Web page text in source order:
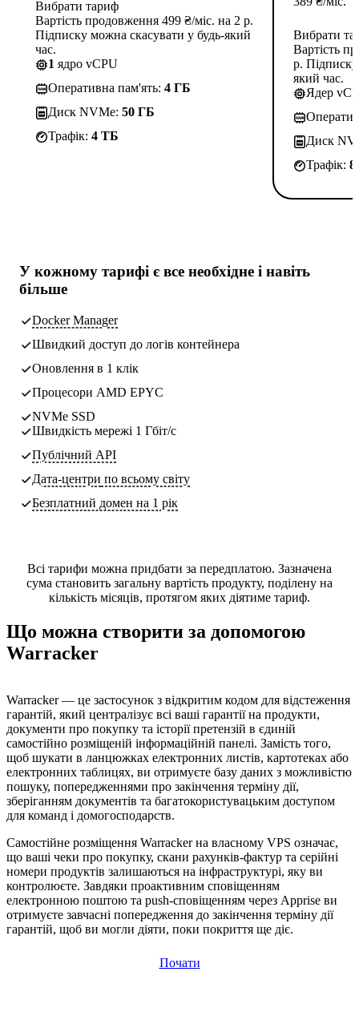
Вибрати тариф
Вартість продовження 499 ₴/міс. на 2 р.
Підписку можна скасувати у будь-який
час.
1 ядро vCPU
Оперативна пам'ять: 4 ГБ
Диск NVMe: 50 ГБ
Трафік: 4 TБ
Вибрати
Вартість
р.
який час.
Ядер
Диск
Трафік:
У кожному тарифі є все необхідне і навіть
більше
Docker Manager
Швидкий доступ до логів контейнера
Оновлення в 1 клік
Процесори AMD EPYC
NVMe SSD
Швидкість мережі 1 Гбіт/с
Публічний API
Дата-центри по всьому світу
Безплатний домен на 1 рік
Всі тарифи можна придбати за передплатою. Зазначена
сума становить загальну вартість продукту, поділену на
кількість місяців, протягом яких діятиме тариф.
Що можна створити за допомогою
Warracker
Warracker — це застосунок з відкритим кодом для відстеження
гарантій, який централізує всі ваші гарантії на продукти,
документи про покупку та історії претензій в єдиній
самостійно розміщеній інформаційній панелі. Замість того,
щоб шукати в ланцюжках електронних листів, картотеках або
електронних таблицях, ви отримуєте базу даних з можливістю
пошуку, попередженнями про закінчення терміну дії,
зберіганням документів та багатокористувацьким доступом
для команд і домогосподарств.
Самостійне розміщення Warracker на власному VPS означає,
що ваші чеки про покупку, скани рахунків-фактур та серійні
номери продуктів залишаються на інфраструктурі, яку ви
контролюєте. Завдяки проактивним сповіщенням
електронною поштою та push-сповіщенням через Apprise ви
отримуєте завчасні попередження до закінчення терміну дії
гарантій, щоб ви могли діяти, поки покриття ще діє.
Почати